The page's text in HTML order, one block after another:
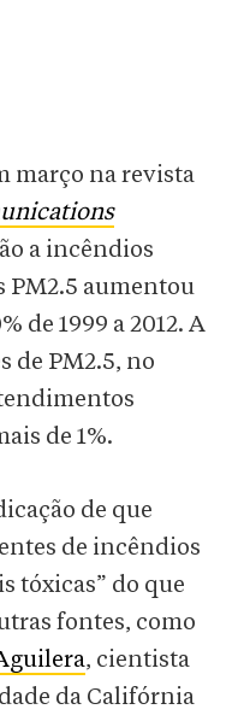
março na revista
a incêndios
PM2.5 aumentou
de 1999 a 2012. A
de PM2.5, no
de 1%.
de que
de incêndios
tóxicas” do que
fontes, como
, cientista
da Califórnia